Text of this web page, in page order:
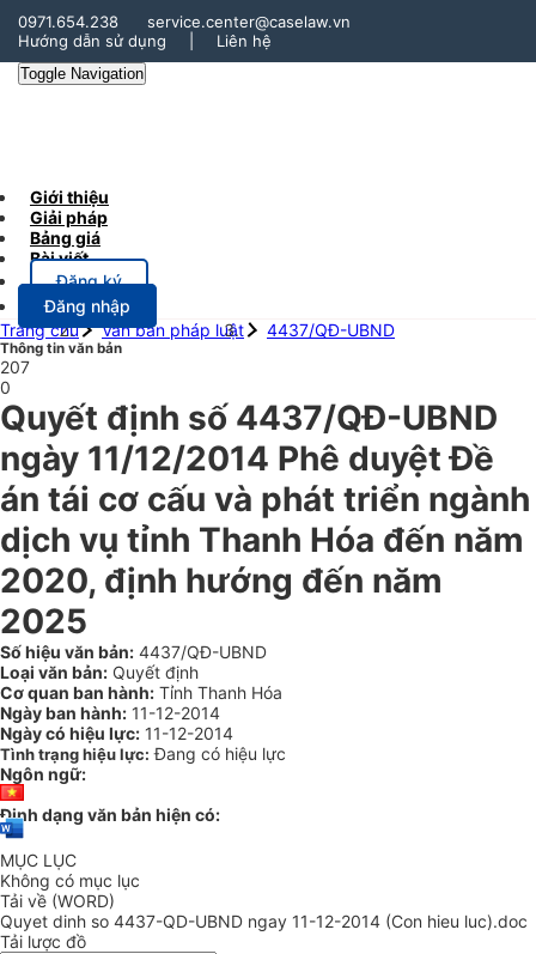
0971.654.238
service.center@caselaw.vn
Hướng dẫn sử dụng
Liên hệ
Toggle Navigation
Giới thiệu
Giải pháp
Bảng giá
Bài viết
Đăng ký
Đăng nhập
Trang chủ
Văn bản pháp luật 4437/QĐ-UBND
Thông tin văn bản
207
0
Quyết định số 4437/QĐ-UBND
ngày 11/12/2014 Phê duyệt Đề
án tái cơ cấu và phát triển ngành
dịch vụ tỉnh Thanh Hóa đến năm
2020, định hướng đến năm
2025
Số hiệu văn bản: 4437/QĐ-UBND
Loại văn bản: Quyết định
Cơ quan ban hành: Tỉnh Thanh Hóa
Ngày ban hành: 11-12-2014
Ngày có hiệu lực: 11-12-2014
Tình trạng hiệu lực: Đang có hiệu lực
Ngôn ngữ:
Định dạng văn bản hiện có:
MỤC LỤC
Không có mục lục
Tải về (WORD)
Quyet dinh so 4437-QD-UBND ngay 11-12-2014 (Con hieu luc).doc
Tải lược đồ